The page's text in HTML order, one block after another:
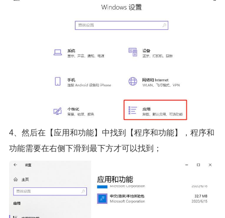
4、然后在【应用和功能】中找到【程序和功能】，程序和
功能需要在右侧下滑到最下方才可以找到；